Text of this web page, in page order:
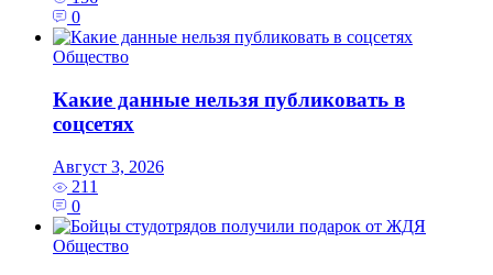
0
Общество
Какие данные нельзя публиковать в
соцсетях
Август 3, 2026
211
0
Общество